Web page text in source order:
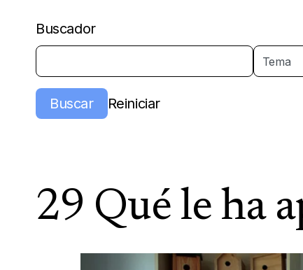
Buscador
29 Qué le ha